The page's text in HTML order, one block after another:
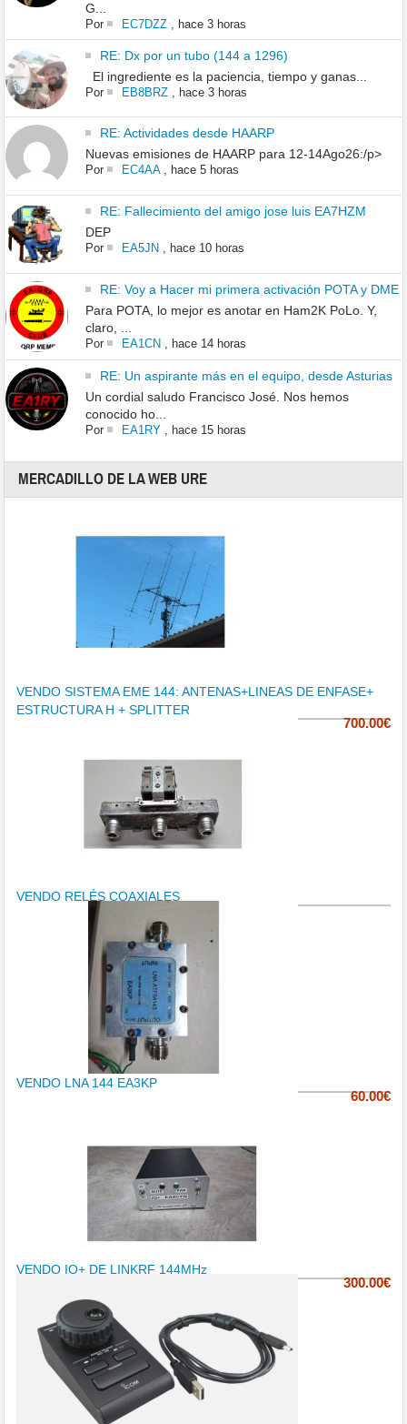
G...
Por EC7DZZ, hace 3 horas
RE: Dx por un tubo (144 a 1296)
El ingrediente es la paciencia, tiempo y ganas...
Por EB8BRZ, hace 3 horas
RE: Actividades desde HAARP
Nuevas emisiones de HAARP para 12-14Ago26:/p>
Por EC4AA, hace 5 horas
RE: Fallecimiento del amigo jose luis EA7HZM
DEP
Por EA5JN , hace 10 horas
RE: Voy a Hacer mi primera activación POTA y DME
Para POTA, lo mejor es anotar en Ham2K PoLo. Y,
claro, ...
Por EA1CN , hace 14 horas
RE: Un aspirante más en el equipo, desde Asturias
Un cordial saludo Francisco José. Nos hemos
conocido ho...
Por EA1RY, hace 15 horas
MERCADILLO DE LA WEB URE
VENDO SISTEMA EME 144: ANTENAS+LINEAS DE ENFASE+
ESTRUCTURA H + SPLITTER
700.00€
VENDO RELÉS COAXIALES
VENDO LNA 144 EA3KP
60.00€
VENDO IQ+ DE LINKRF 144MHz
300.00€